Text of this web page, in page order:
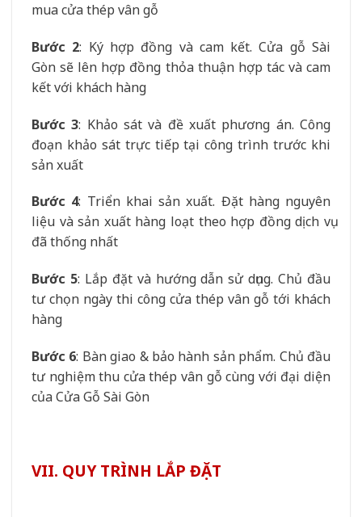
mua cửa thép vân gỗ
Bước 2: Ký hợp đồng và cam kết. Cửa gỗ Sài
Gòn sẽ lên hợp đồng thỏa thuận hợp tác và cam
kết với khách hàng
Bước 3: Khảo sát và đề xuất phương án. Công
đoạn khảo sát trực tiếp tại công trình trước khi
sản xuất
Bước 4: Triển khai sản xuất. Đặt hàng nguyên
liệu và sản xuất hàng loạt theo hợp đồng dịch vụ
đã thống nhất
Bước 5: Lắp đặt và hướng dẫn sử dụng. Chủ đầu
tư chọn ngày thi công cửa thép vân gỗ tới khách
hàng
Bước 6: Bàn giao & bảo hành sản phẩm. Chủ đầu
tư nghiệm thu cửa thép vân gỗ cùng với đại diện
của Cửa Gỗ Sài Gòn
VII. QUY TRÌNH LẮP ĐẶT